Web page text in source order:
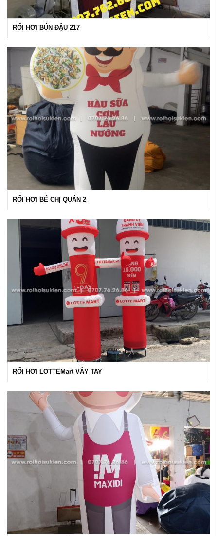
RỐI HƠI BÚN ĐẬU 217
RỐI HƠI BÉ CHỊ QUÁN 2
RỐI HƠI LOTTEMart VẪY TAY